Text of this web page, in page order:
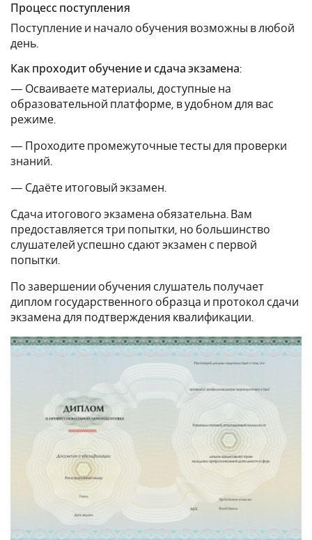
Процесс поступления
Поступление и начало обучения возможны в любой
день.
Как проходит обучение и сдача экзамена:
— Осваиваете материалы, доступные на
образовательной платформе, в удобном для вас
режиме.
— Проходите промежуточные тесты для проверки
знаний.
— Сдаёте итоговый экзамен.
Сдача итогового экзамена обязательна. Вам
предоставляется три попытки, но большинство
слушателей успешно сдают экзамен с первой
попытки.
По завершении обучения слушатель получает
диплом государственного образца и протокол сдачи
экзамена для подтверждения квалификации.